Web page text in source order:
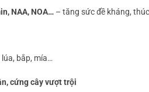
NAA, NOA…– tăng sức đề kháng,
bắp, mía…
cứng cây vượt trội